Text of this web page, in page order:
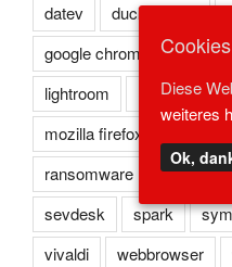
datev
duckduckgo
google chrome
lightroom
microsoft
mozilla firefox
ransomware
reader
sevdesk
spark
vivaldi
webbrowser
Cookies
Diese
weiteres
Ok,